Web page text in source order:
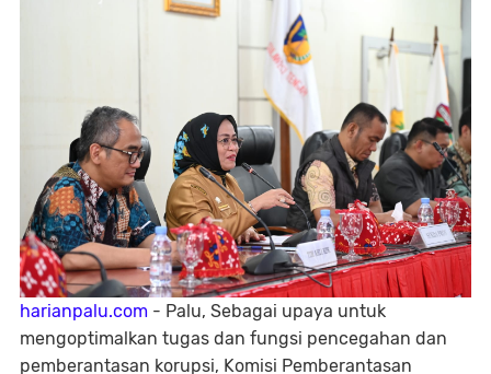
harianpalu.com - Palu, Sebagai upaya untuk
mengoptimalkan tugas dan fungsi pencegahan dan
pemberantasan korupsi, Komisi Pemberantasan